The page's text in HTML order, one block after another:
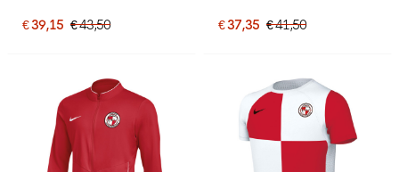
€ 39,15 € 43,50 € 37,35 € 41,50